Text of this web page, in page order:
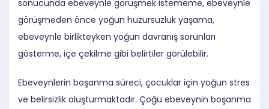
sonucunda ebeveynle görüşmek istememe, ebeveynle
görüşmeden önce yoğun huzursuzluk yaşama,
ebeveynle birlikteyken yoğun davranış sorunları
gösterme, içe çekilme gibi belirtiler görülebilir.
Ebeveynlerin boşanma süreci, çocuklar için yoğun stres
ve belirsizlik oluşturmaktadır. Çoğu ebeveynin boşanma